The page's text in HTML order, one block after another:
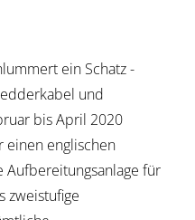
ein Schatz -
und
bis April 2020
einen englischen
Aufbereitungsanlage für
zweistufige